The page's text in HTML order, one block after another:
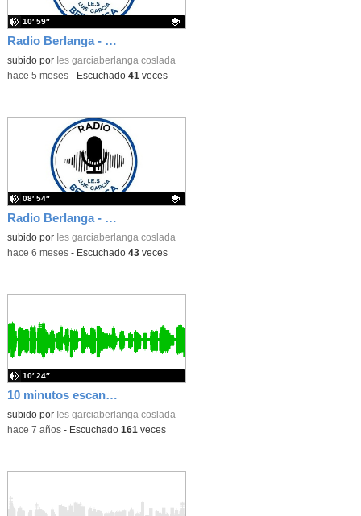
Radio Berlanga - 6º programa - píldora científica
Contenido educativo.
subido por Ies garciaberlanga coslada
10′ 59″
-hace 5 meses- Escuchado 41veces
Radio Berlanga - quinto programa
Contenido educativo.
subido por Ies garciaberlanga coslada
08′ 54″
-hace 6 meses- Escuchado 43veces
10 minutos escaneo corporal ESP
subido por Ies garciaberlanga coslada
10′ 24″
-hace 7 años- Escuchado 161veces